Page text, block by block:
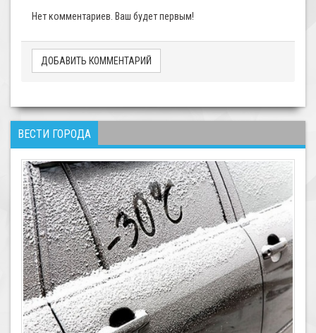
Нет комментариев. Ваш будет первым!
ДОБАВИТЬ КОММЕНТАРИЙ
ВЕСТИ ГОРОДА